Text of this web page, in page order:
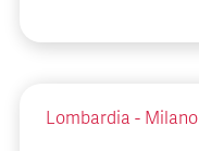
Lombardia - Milano